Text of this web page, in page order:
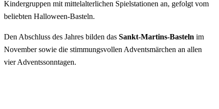
Kindergruppen mit mittelalterlichen Spielstationen an, gefolgt vom
beliebten Halloween-Basteln.
Den Abschluss des Jahres bilden das Sankt-Martins-Basteln im
November sowie die stimmungsvollen Adventsmärchen an allen
vier Adventssonntagen.